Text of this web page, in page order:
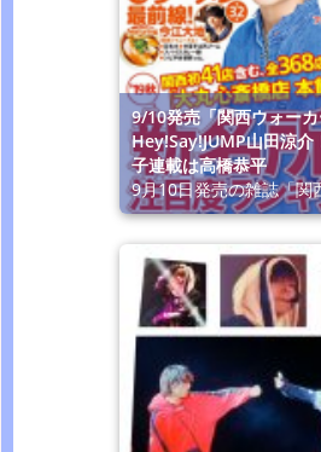
9/10発売「関西ウォー
Hey!Say!JUMP山田涼介
子連載は高橋恭平
9月10日発売の雑誌「関